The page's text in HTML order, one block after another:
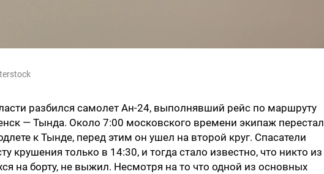
разбился самолет Ан-24, выполнявший рейс по маршруту
— Тында. Около 7:00 московского времени экипаж перестал
к Тынде, перед этим он ушел на второй круг. Спасатели
крушения только в 14:30, и тогда стало известно, что никто из
на борту, не выжил. Несмотря на то что одной из основных